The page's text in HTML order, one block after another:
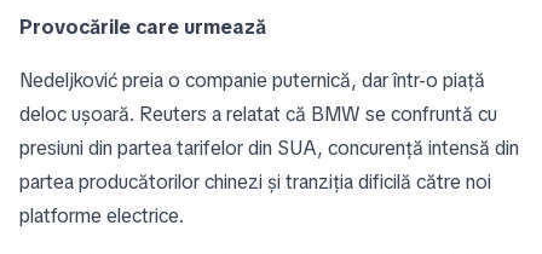
Provocările care urmează
Nedeljković preia o companie puternică, dar într-o piață
deloc ușoară. Reuters a relatat că BMW se confruntă cu
presiuni din partea tarifelor din SUA, concurență intensă din
partea producătorilor chinezi și tranziția dificilă către noi
platforme electrice.